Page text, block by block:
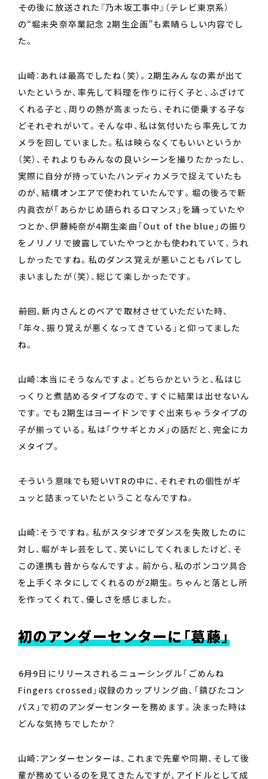
――その後に放送された『乃木坂工事中』（テレビ東京系）
の“堀未央奈卒業記念 2期生企画”も素晴らしい内容でし
た。
山崎：あれは最高でしたね（笑）。2期生みんなの素が出て
いたというか、率先して料理を作りに行く子と、ふざけて
くれる子と、周りの熱が高まったら、それに便乗する子な
どそれぞれがいて。そんな中、私は気付いたら率先してカ
メラを回していました。私は映らなくてもいいというか
（笑）、それよりもみんなの良いシーンを撮りたかったし、
実際に自分が持っていたハンディカメラで捉えていたも
のが、結構オンエアで使われていたんです。堀の後ろで新
内眞衣が「あらかじめ語られるロマンス」を踊っていたや
つとか、伊藤純奈が4期生楽曲「Out of the blue」の振り
をノリノリで披露していたやつとかも使われていて、うれ
しかったですね。私のダンス覚えが悪いこともバレてし
まいましたが（笑）、総じて楽しかったです。
――前回、新内さんとのペアで取材させていただいた時、
「年々、振り覚えが悪くなってきている」と仰ってました
ね。
山崎：本当にそうなんですよ。どちらかというと、私はじ
っくりと煮詰めるタイプなので、すぐに結果は出せないん
です。でも2期生はヨーイドンですぐ出来ちゃうタイプの
子が揃っている。私は「ウサギとカメ」の話だと、完全にカ
メタイプ。
――そういう意味でも短いVTRの中に、それぞれの個性がギ
ュッと詰まっていたということなんですね。
山崎：そうですね。私がスタジオでダンスを失敗したのに
対し、堀がキレ芸をして、笑いにしてくれましたけど、そ
この連携も昔からなんですよ。前から、私のポンコツ具合
を上手くネタにしてくれるのが2期生。ちゃんと落とし所
を作ってくれて、優しさを感じました。
初のアンダーセンターに「葛藤」
――6月9日にリリースされるニューシングル「ごめんね
Fingers crossed」収録のカップリング曲、「錆びたコン
パス」で初のアンダーセンターを務めます。決まった時は
どんな気持ちでしたか？
山崎：アンダーセンターは、これまで先輩や同期、そして後
輩が務めているのを見てきたんですが、アイドルとして成